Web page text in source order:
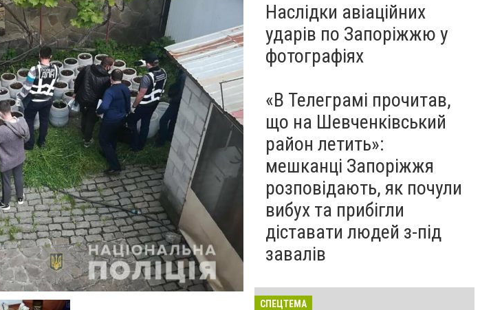
Наслідки авіаційних
ударів по Запоріжжю у
фотографіях
«В Телеграмі прочитав,
що на Шевченківський
район летить»:
мешканці Запоріжжя
розповідають, як почули
вибух та прибігли
діставати людей з-під
завалів
СПЕЦТЕМА